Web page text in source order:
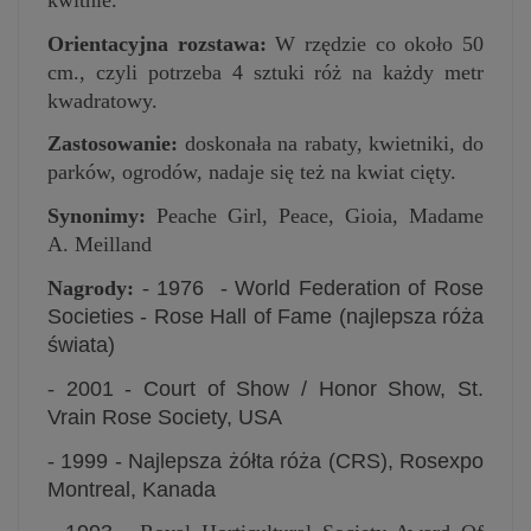
Orientacyjna rozstawa: W rzędzie co około 50
cm., czyli potrzeba 4 sztuki róż na każdy metr
kwadratowy.
Zastosowanie: doskonała na rabaty, kwietniki, do
parków, ogrodów, nadaje się też na kwiat cięty.
Synonimy: Peache Girl, Peace, Gioia, Madame
A. Meilland
Nagrody: - 1976 -World Federation of Rose
Societies - Rose Hall of Fame (najlepsza róża
świata)
- 2001 - Court of Show / Honor Show, St.
Vrain Rose Society, USA
- 1999 - Najlepsza żółta róża (CRS), Rosexpo
Montreal, Kanada